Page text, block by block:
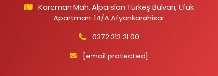
Karaman Mah. Alparslan Türkeş Bulvarı, Ufuk
Apartmanı 14/A Afyonkarahisar
0272 212 21 00
[email protected]